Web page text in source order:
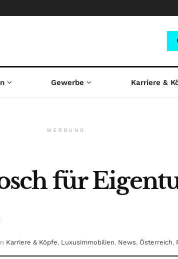
Gewerbe Karriere &
WERBUNG
für
Karriere & Köpfe, Luxusimmobilien, News, Österreich,